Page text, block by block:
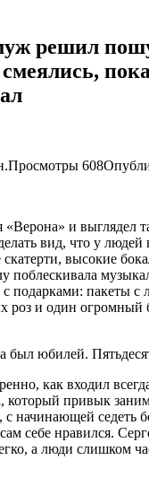
решил
Просмотры 608
«Верона» и выглядел
вид, что у людей
высокие
поблескивала
с подарками: пакеты с
роз и один огромный
был юбилей.
как входил
который привык
начинающей седеть
себе нравился.
а люди слишком